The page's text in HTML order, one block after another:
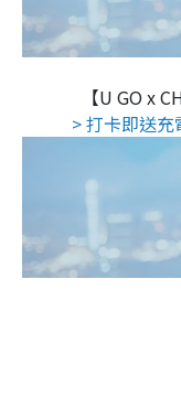
【U GO x
> 打卡即送